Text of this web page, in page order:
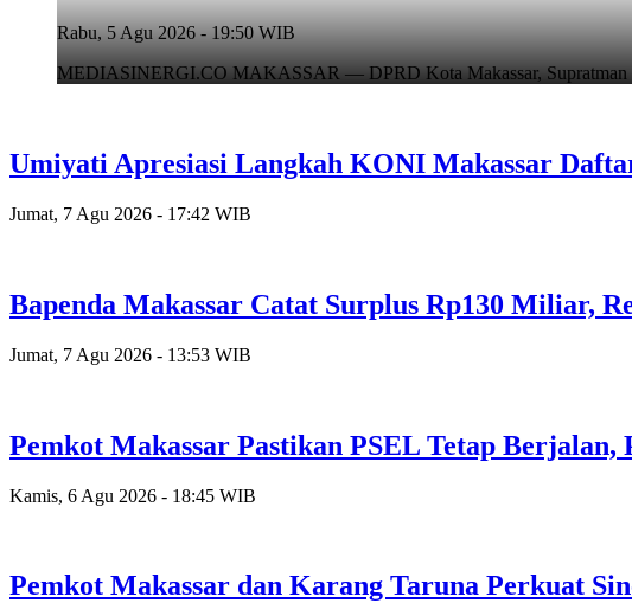
Rabu, 5 Agu 2026 - 19:50 WIB
MEDIASINERGI.CO MAKASSAR — DPRD Kota Makassar, Supratman
Umiyati Apresiasi Langkah KONI Makassar
Jumat, 7 Agu 2026 - 17:42 WIB
Bapenda Makassar Catat Surplus Rp130 Miliar,
Jumat, 7 Agu 2026 - 13:53 WIB
Pemkot Makassar Pastikan PSEL Tetap Berjalan,
Kamis, 6 Agu 2026 - 18:45 WIB
Pemkot Makassar dan Karang Taruna Perkuat